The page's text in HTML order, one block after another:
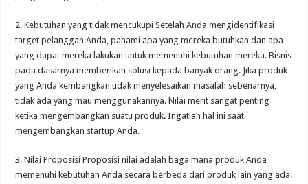
2. Kebutuhan yang tidak mencukupi Setelah Anda mengidentifikasi
target pelanggan Anda, pahami apa yang mereka butuhkan dan apa
yang dapat mereka lakukan untuk memenuhi kebutuhan mereka. Bisnis
pada dasarnya memberikan solusi kepada banyak orang. Jika produk
yang Anda kembangkan tidak menyelesaikan masalah sebenarnya,
tidak ada yang mau menggunakannya. Nilai merit sangat penting
ketika mengembangkan suatu produk. Ingatlah hal ini saat
mengembangkan startup Anda.
3. Nilai Proposisi Proposisi nilai adalah bagaimana produk Anda
memenuhi kebutuhan Anda secara berbeda dari produk lain yang ada.